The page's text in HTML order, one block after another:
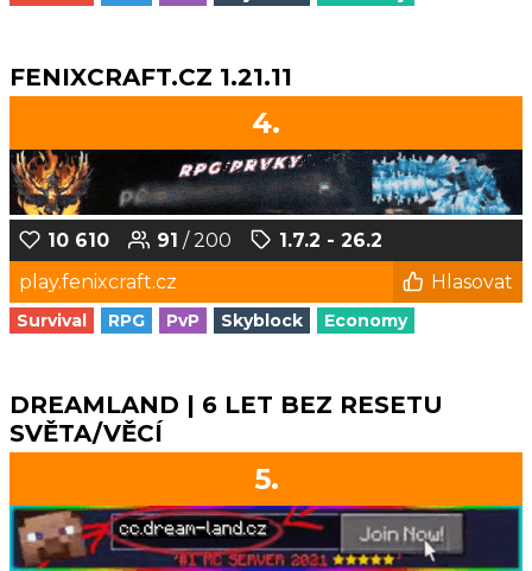
FENIXCRAFT.CZ 1.21.11
4.
10 610 91 / 200
1.7.2 - 26.2
play.fenixcraft.cz
Hlasovat
Survival RPG PvP Skyblock Economy
DREAMLAND | 6 LET BEZ RESETU
SVĚTA/VĚCÍ
5.